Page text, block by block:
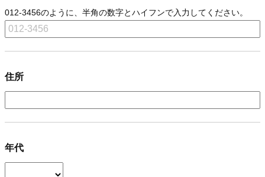
012-3456のように、半角の数字とハイフンで入力してください。
住所
年代